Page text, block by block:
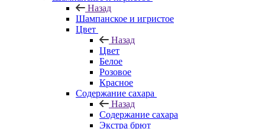
Назад
Шампанское и игристое
Цвет
Назад
Цвет
Белое
Розовое
Красное
Содержание сахара
Назад
Содержание сахара
Экстра брют